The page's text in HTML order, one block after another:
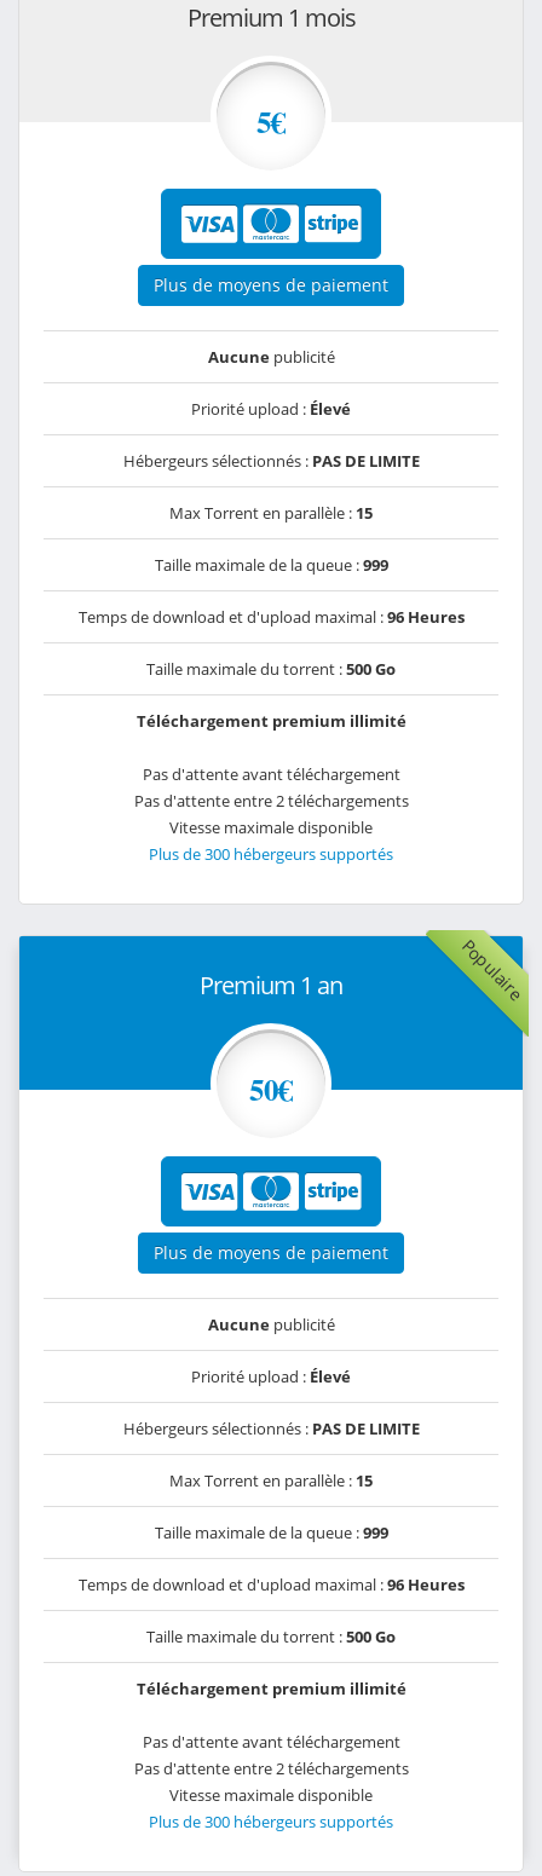
Premium 1 mois
5€
Plus de moyens de paiement
Aucunepublicité
Priorité upload : Élevé
Hébergeurs sélectionnés : PAS DE LIMITE
Max Torrent en parallèle : 15
Taille maximale de la queue :999
Temps de download et d'upload maximal :96 Heures
Taille maximale du torrent :500 Go
Téléchargement premium illimité
Pas d'attente avant téléchargement
Pas d'attente entre 2 téléchargements
Vitesse maximale disponible
Plus de 300 hébergeurs supportés
Populaire
Premium 1 an
50€
Plus de moyens de paiement
Aucunepublicité
Priorité upload : Élevé
Hébergeurs sélectionnés : PAS DE LIMITE
Max Torrent en parallèle : 15
Taille maximale de la queue :999
Temps de download et d'upload maximal :96 Heures
Taille maximale du torrent :500 Go
Téléchargement premium illimité
Pas d'attente avant téléchargement
Pas d'attente entre 2 téléchargements
Vitesse maximale disponible
Plus de 300 hébergeurs supportés